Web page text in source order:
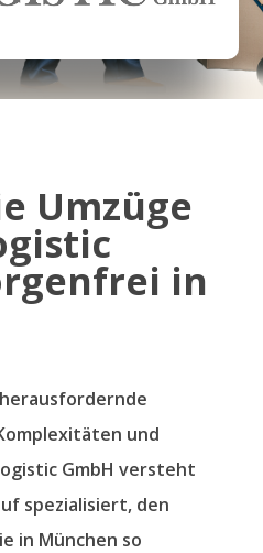
Umzüge
in
und
GmbH versteht
spezialisiert, den
in München so